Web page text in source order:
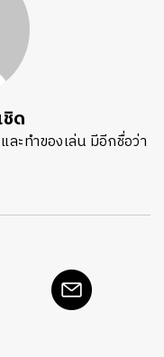
ด
ะทำของเล่น มีอีกชื่อว่า